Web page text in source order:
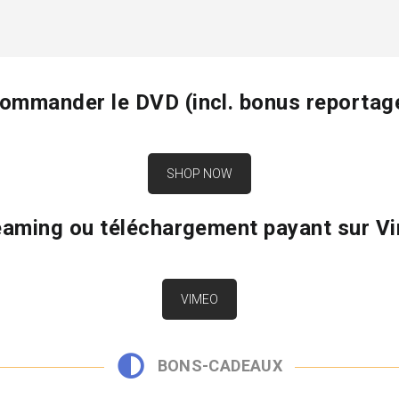
le DVD (incl. bonus
SHOP NOW
ou téléchargement payant sur
VIMEO
BONS-CADEAUX